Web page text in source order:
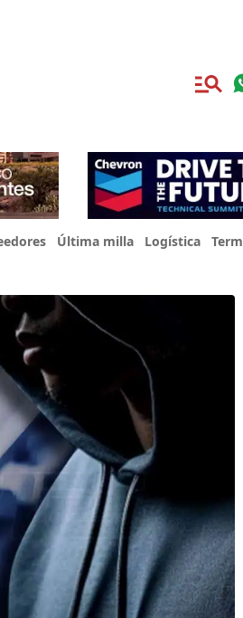
Última milla Logística